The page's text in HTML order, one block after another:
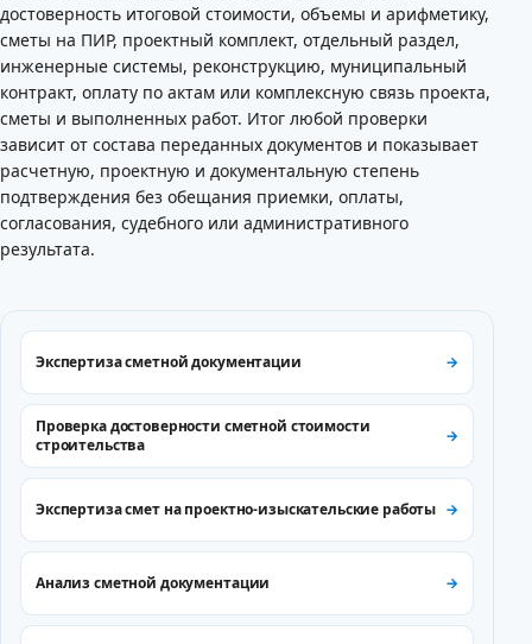
достоверность итоговой стоимости, объемы и арифметику,
сметы на ПИР, проектный комплект, отдельный раздел,
инженерные системы, реконструкцию, муниципальный
контракт, оплату по актам или комплексную связь проекта,
сметы и выполненных работ. Итог любой проверки
зависит от состава переданных документов и показывает
расчетную, проектную и документальную степень
подтверждения без обещания приемки, оплаты,
согласования, судебного или административного
результата.
Экспертиза сметной документации
Проверка достоверности сметной стоимости
строительства
Экспертиза смет на проектно-изыскательские работы
Анализ сметной документации